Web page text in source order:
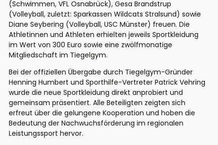
(Schwimmen, VFL Osnabrück), Gesa Brandstrup
(Volleyball, zuletzt: Sparkassen Wildcats Stralsund) sowie
Diane Seybering (Volleyball, USC Münster) freuen. Die
Athletinnen und Athleten erhielten jeweils Sportkleidung
im Wert von 300 Euro sowie eine zwölfmonatige
Mitgliedschaft im Tiegelgym.
Bei der offiziellen Übergabe durch Tiegelgym-Gründer
Henning Humbert und Sporthilfe-Vertreter Patrick Vehring
wurde die neue Sportkleidung direkt anprobiert und
gemeinsam präsentiert. Alle Beteiligten zeigten sich
erfreut über die gelungene Kooperation und hoben die
Bedeutung der Nachwuchsförderung im regionalen
Leistungssport hervor.